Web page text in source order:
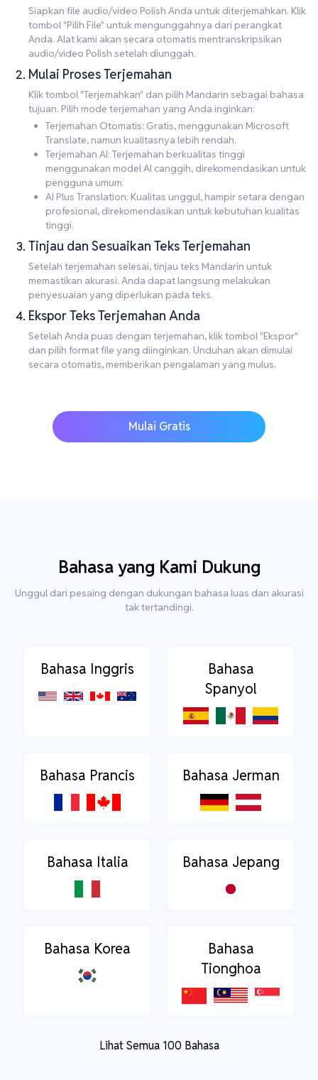
Siapkan file audio/video Polish Anda untuk diterjemahkan. Klik
tombol "Pilih File" untuk mengunggahnya dari perangkat
Anda. Alat kami akan secara otomatis mentranskripsikan
audio/video Polish setelah diunggah.
Mulai Proses Terjemahan
Klik tombol "Terjemahkan" dan pilih Mandarin sebagai bahasa
tujuan. Pilih mode terjemahan yang Anda inginkan:
Terjemahan Otomatis: Gratis, menggunakan Microsoft
Translate, namun kualitasnya lebih rendah.
Terjemahan AI: Terjemahan berkualitas tinggi
menggunakan model AI canggih, direkomendasikan untuk
pengguna umum.
AI Plus Translation: Kualitas unggul, hampir setara dengan
profesional, direkomendasikan untuk kebutuhan kualitas
tinggi.
Tinjau dan Sesuaikan Teks Terjemahan
Setelah terjemahan selesai, tinjau teks Mandarin untuk
memastikan akurasi. Anda dapat langsung melakukan
penyesuaian yang diperlukan pada teks.
Ekspor Teks Terjemahan Anda
Setelah Anda puas dengan terjemahan, klik tombol "Ekspor"
dan pilih format file yang diinginkan. Unduhan akan dimulai
secara otomatis, memberikan pengalaman yang mulus.
Mulai Gratis
Bahasa yang Kami Dukung
Unggul dari pesaing dengan dukungan bahasa luas dan akurasi
tak tertandingi.
Bahasa Inggris
Bahasa
Spanyol
Bahasa Prancis Bahasa Jerman
Bahasa Italia Bahasa Jepang
Bahasa Korea
Bahasa
Tionghoa
Lihat Semua 100 Bahasa